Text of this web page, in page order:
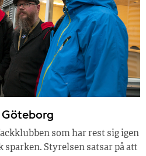
Göteborg
som har rest sig igen
Styrelsen satsar på att